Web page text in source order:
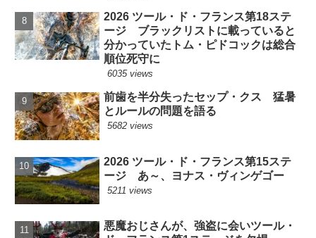
2026 ツール・ド・フランス第18ステ
ージ ブラックリストに載っていると
分かっていたトム・ピドコックは総合
順位死守に
6035 views
前歯を半分失ったセップ・クス 猛暑
とルールの問題を語る
5682 views
2026 ツール・ド・フランス第15ステ
ージ あ～、ヨナス・ヴィンゲゴー
5211 views
悪魔おじさんが、強盗に会いツール・